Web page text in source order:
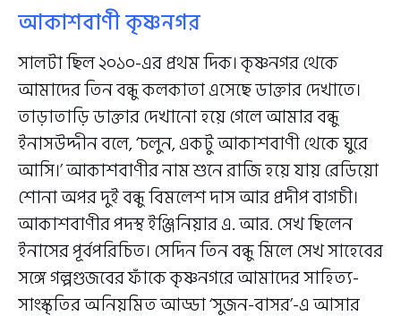
আকাশবাণী কৃষ্ণনগর
সালটা ছিল ২০১০-এর প্রথম দিক। কৃষ্ণনগর থেকে
আমাদের তিন বন্ধু কলকাতা এসেছে ডাক্তার দেখাতে।
তাড়াতাড়ি ডাক্তার দেখানো হয়ে গেলে আমার বন্ধু
ইনাসউদ্দীন বলে, ‘চলুন, একটু আকাশবাণী থেকে ঘুরে
আসি।’ আকাশবাণীর নাম শুনে রাজি হয়ে যায় রেডিয়ো
শোনা অপর দুই বন্ধু বিমলেশ দাস আর প্রদীপ বাগচী।
আকাশবাণীর পদস্থ ইঞ্জিনিয়ার এ. আর. সেখ ছিলেন
ইনাসের পূর্বপরিচিত। সেদিন তিন বন্ধু মিলে সেখ সাহেবের
সঙ্গে গল্পগুজবের ফাঁকে কৃষ্ণনগরে আমাদের সাহিত্য-
সাংস্কৃতির অনিয়মিত আড্ডা ‘সুজন-বাসর’-এ আসার